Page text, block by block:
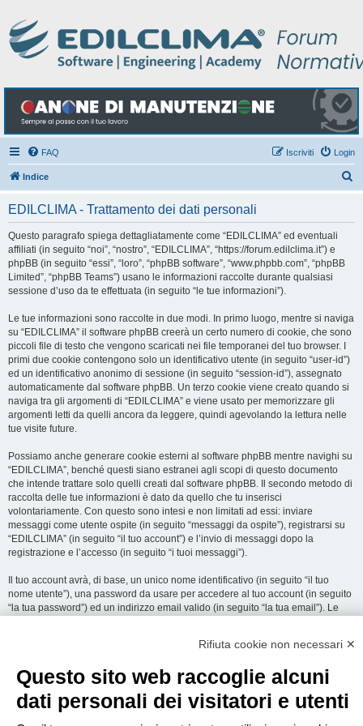
FAQ Login
Iscriviti
Indice
EDILCLIMA - Trattamento dei dati personali
Questo paragrafo spiega dettagliatamente come “EDILCLIMA” ed eventuali
affiliati (in seguito “noi”, “nostro”, “EDILCLIMA”, “https://forum.edilclima.it”) e
phpBB (in seguito “essi”, “loro”, “phpBB software”, “www.phpbb.com”, “phpBB
Limited”, “phpBB Teams”) usano le informazioni raccolte durante qualsiasi
sessione d’uso da te effettuata (in seguito “le tue informazioni”).
Le tue informazioni sono raccolte in due modi. In primo luogo, mentre si naviga
su “EDILCLIMA” il software phpBB creerà un certo numero di cookie, che sono
piccoli file di testo che vengono scaricati nei file temporanei del tuo browser. I
primi due cookie contengono solo un identificativo utente (in seguito “user-id”)
ed un identificativo anonimo di sessione (in seguito “session-id”), assegnato
automaticamente dal software phpBB. Un terzo cookie viene creato quando si
naviga tra gli argomenti di “EDILCLIMA” e viene usato per memorizzare gli
argomenti letti da quelli ancora da leggere, quindi agevolando la lettura nelle
tue visite future.
Possiamo anche generare cookie esterni al software phpBB mentre navighi su
“EDILCLIMA”, benché questi siano estranei agli scopi di questo documento
che intende trattare solo quelli creati dal software phpBB. Il secondo metodo di
raccolta delle tue informazioni è dato da quello che tu inserisci
volontariamente. Con questo sono intesi e non limitati ad essi: inviare
messaggi come utente ospite (in seguito “messaggi da ospite”), registrarsi su
“EDILCLIMA” (in seguito “il tuo account”) e l’invio di messaggi dopo la
registrazione e l’accesso (in seguito “i tuoi messaggi”).
Il tuo account avrà, di base, un unico nome identificativo (in seguito “il tuo
nome utente”), una password da usare per accedere al tuo account (in seguito
“la tua password”) ed un indirizzo email valido (in seguito “la tua email”). Le
alle informazioni di nome utente, password ed indirizzo email richiesti durante
obbligatoria o opzionale, è a totale discrezione di “EDILCLIMA”. In tutti i casi,
hai la possibilità di selezionare quali delle informazioni che hai fornito possano
essere rese pubbliche. All’interno del tuo account, hai facoltà di opt-in o opt-out
Rifiuta cookie non necessari ✕
Questo sito web raccoglie alcuni
dati personali dei visitatori e utenti